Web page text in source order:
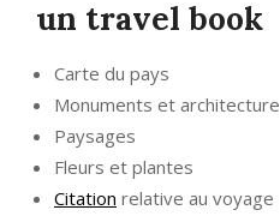
un travel book
Carte du pays
Monuments et architecture
Paysages
Fleurs et plantes
Citation relative au voyage